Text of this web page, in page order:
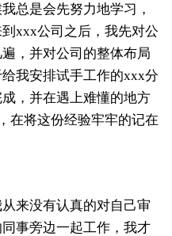
总是会先努力地学习，
xxx公司之后，我先对公
，并对公司的整体布局
我安排试手工作的xxx分
，并在遇上难懂的地方
在将这份经验牢牢的记在
来没有认真的对自己审
事旁边一起工作，我才